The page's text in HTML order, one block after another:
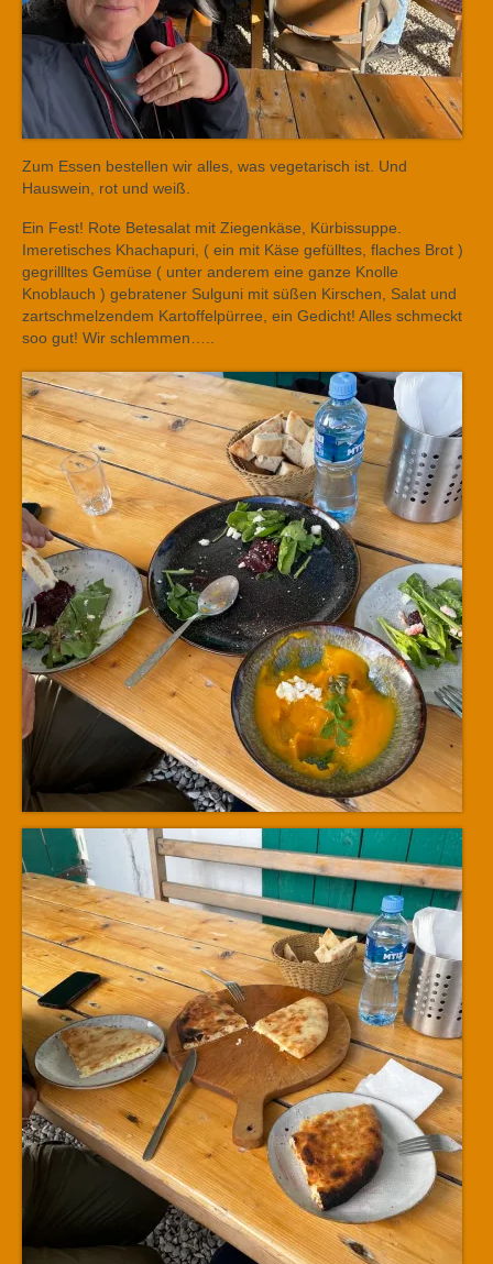
Zum Essen bestellen wir alles, was vegetarisch ist. Und
Hauswein, rot und weiß.
Ein Fest! Rote Betesalat mit Ziegenkäse, Kürbissuppe.
Imeretisches Khachapuri, ( ein mit Käse gefülltes, flaches Brot )
gegrillltes Gemüse ( unter anderem eine ganze Knolle
Knoblauch ) gebratener Sulguni mit süßen Kirschen, Salat und
zartschmelzendem Kartoffelpürree, ein Gedicht! Alles schmeckt
soo gut! Wir schlemmen…..